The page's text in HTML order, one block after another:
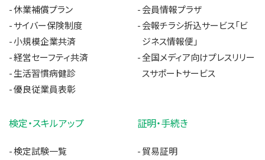
休業補償プラン
サイバー保険制度
小規模企業共済
経営セーフティ共済
生活習慣病健診
優良従業員表彰
会員情報プラザ
会報チラシ折込サービス「ビ
ジネス情報便」
全国メディア向けプレスリリー
スサポートサービス
検定・スキルアップ
検定試験一覧
証明・手続き
貿易証明